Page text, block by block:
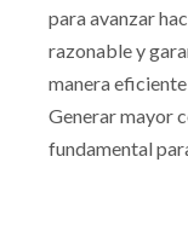
para avanzar
razonable y
manera
Generar mayor
fundamental